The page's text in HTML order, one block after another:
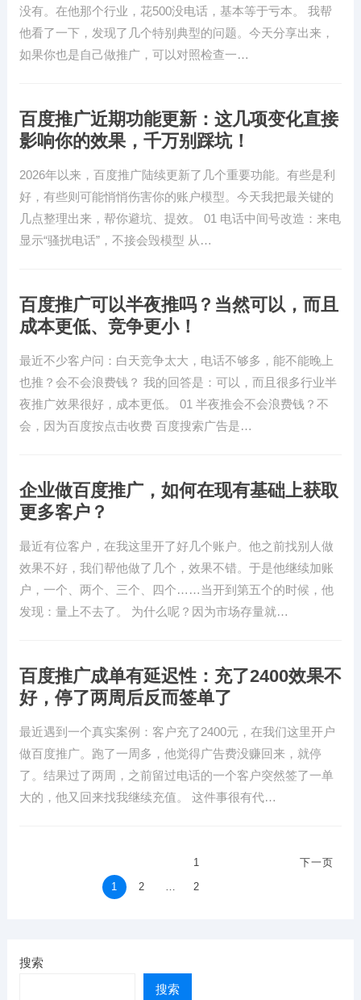
没有。在他那个行业，花500没电话，基本等于亏本。 我帮
他看了一下，发现了几个特别典型的问题。今天分享出来，
如果你也是自己做推广，可以对照检查一…
百度推广近期功能更新：这几项变化直接
影响你的效果，千万别踩坑！
2026年以来，百度推广陆续更新了几个重要功能。有些是利
好，有些则可能悄悄伤害你的账户模型。今天我把最关键的
几点整理出来，帮你避坑、提效。 01 电话中间号改造：来电
显示“骚扰电话”，不接会毁模型 从…
百度推广可以半夜推吗？当然可以，而且
成本更低、竞争更小！
最近不少客户问：白天竞争太大，电话不够多，能不能晚上
也推？会不会浪费钱？ 我的回答是：可以，而且很多行业半
夜推广效果很好，成本更低。 01 半夜推会不会浪费钱？不
会，因为百度按点击收费 百度搜索广告是…
企业做百度推广，如何在现有基础上获取
更多客户？
最近有位客户，在我这里开了好几个账户。他之前找别人做
效果不好，我们帮他做了几个，效果不错。于是他继续加账
户，一个、两个、三个、四个……当开到第五个的时候，他
发现：量上不去了。 为什么呢？因为市场存量就…
百度推广成单有延迟性：充了2400效果不
好，停了两周后反而签单了
最近遇到一个真实案例：客户充了2400元，在我们这里开户
做百度推广。跑了一周多，他觉得广告费没赚回来，就停
了。结果过了两周，之前留过电话的一个客户突然签了一单
大的，他又回来找我继续充值。 这件事很有代…
1 2 …
1
2
下一页
搜索
搜索